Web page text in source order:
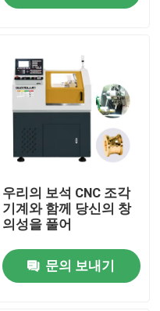
우리의 보석 CNC 조각
기계와 함께 당신의 창
의성을 풀어
문의 보내기